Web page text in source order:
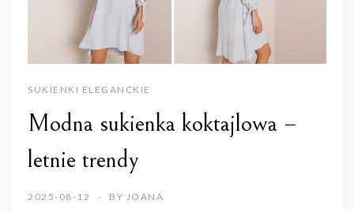
SUKIENKI ELEGANCKIE
Modna sukienka koktajlowa –
letnie trendy
2025-08-12 BY JOANA